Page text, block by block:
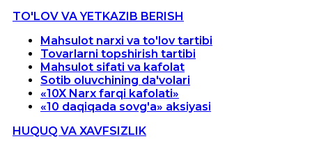
TO'LOV VA YETKAZIB BERISH
Mahsulot narxi va to'lov tartibi
Tovarlarni topshirish tartibi
Mahsulot sifati va kafolat
Sotib oluvchining da'volari
«10X Narx farqi kafolati»
«10 daqiqada sovg'a» aksiyasi
HUQUQ VA XAVFSIZLIK